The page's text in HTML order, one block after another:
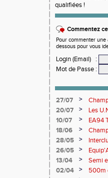
qualifiées !
Commentez
Pour commenter une
dessous pour vous
Login (Email)
:
Mot de Passe :
27/07 >
20/07 >
Les
une
10/07 >
EA94
18/06
>
28/05
>
26/05
>
13/04
>
Semi
02/04
>
500m